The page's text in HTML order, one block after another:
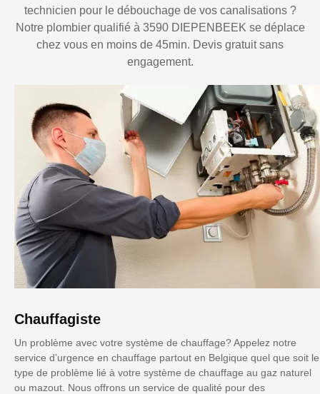
technicien pour le débouchage de vos canalisations ?
Notre plombier qualifié à 3590 DIEPENBEEK se déplace
chez vous en moins de 45min. Devis gratuit sans
engagement.
Chauffagiste
Un problème avec votre système de chauffage? Appelez notre
service d’urgence en chauffage partout en Belgique quel que soit le
type de problème lié à votre système de chauffage au gaz naturel
ou mazout. Nous offrons un service de qualité pour des